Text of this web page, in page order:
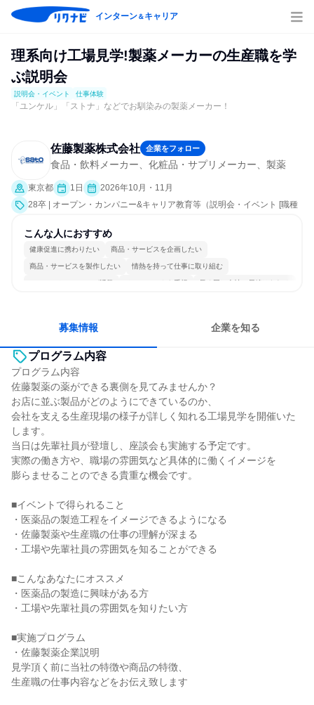
インターン＆キャリア
理系向け工場見学!製薬メーカーの生産職を学
ぶ説明会
説明会・イベント 仕事体験
「ユンケル」「ストナ」などでお馴染みの製薬メーカー！
佐藤製薬株式会社 企業をフォロー
食品・飲料メーカー、化粧品・サプリメーカー、製薬
東京都 1日
2026年10月・11月
28卒 | オープン・カンパニー&キャリア教育等（説明会・イベント [職種
体験）
こんな人におすすめ
健康促進に携わりたい 商品・サービスを企画したい
商品・サービスを製作したい 情熱を持って仕事に取り組む
コミュニケーションが活発 チームワークを重視 長く同じ会社に居続けられる
募集情報 企業を知る
プログラム内容
プログラム内容
佐藤製薬の薬ができる裏側を見てみませんか？
お店に並ぶ製品がどのようにできているのか、
会社を支える生産現場の様子が詳しく知れる工場見学を開催いた
します。
当日は先輩社員が登壇し、座談会も実施する予定です。
実際の働き方や、職場の雰囲気など具体的に働くイメージを
膨らませることのできる貴重な機会です。
■イベントで得られること
・医薬品の製造工程をイメージできるようになる
・佐藤製薬や生産職の仕事の理解が深まる
・工場や先輩社員の雰囲気を知ることができる
■こんなあなたにオススメ
・医薬品の製造に興味がある方
・工場や先輩社員の雰囲気を知りたい方
■実施プログラム
・佐藤製薬企業説明
見学頂く前に当社の特徴や商品の特徴、
生産職の仕事内容などをお伝え致します